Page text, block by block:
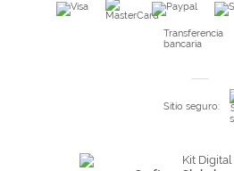
Kimidori PRINT, nuestro servicio de impresión
Transferencia
bancaria
Sitio seguro: